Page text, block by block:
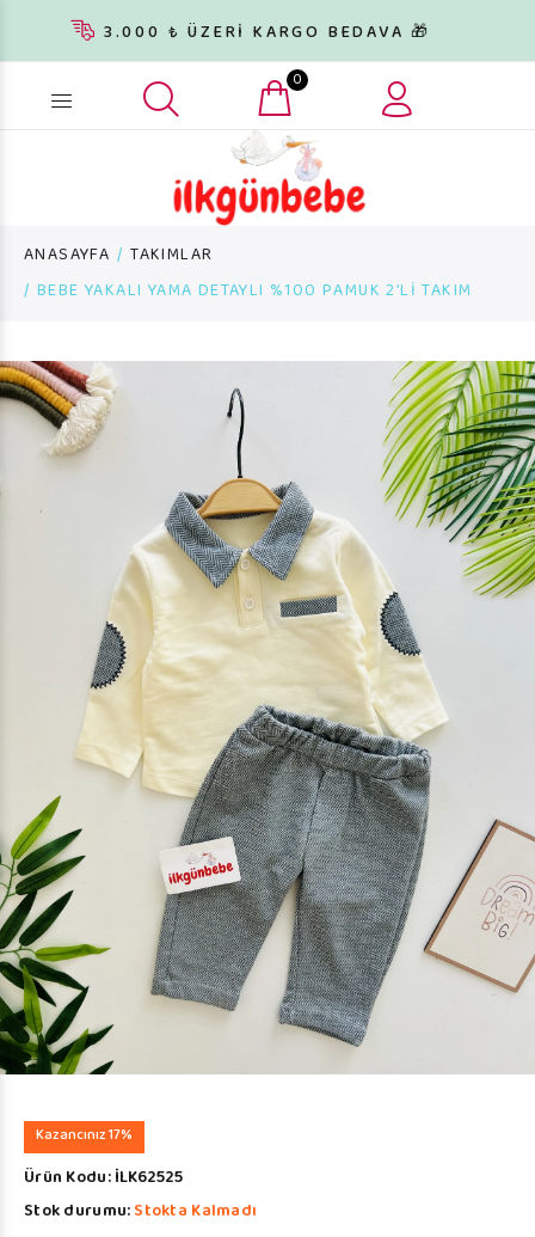
3.000 ₺ ÜZERİ KARGO BEDAVA 🎁
Ürün arama... 0
ANASAYFA
TAKIMLAR
BEBE YAKALI YAMA DETAYLI %100 PAMUK 2’Lİ TAKIM
Kazancınız 17%
Ürün Kodu:İLK62525
Stok durumu:Stokta Kalmadı